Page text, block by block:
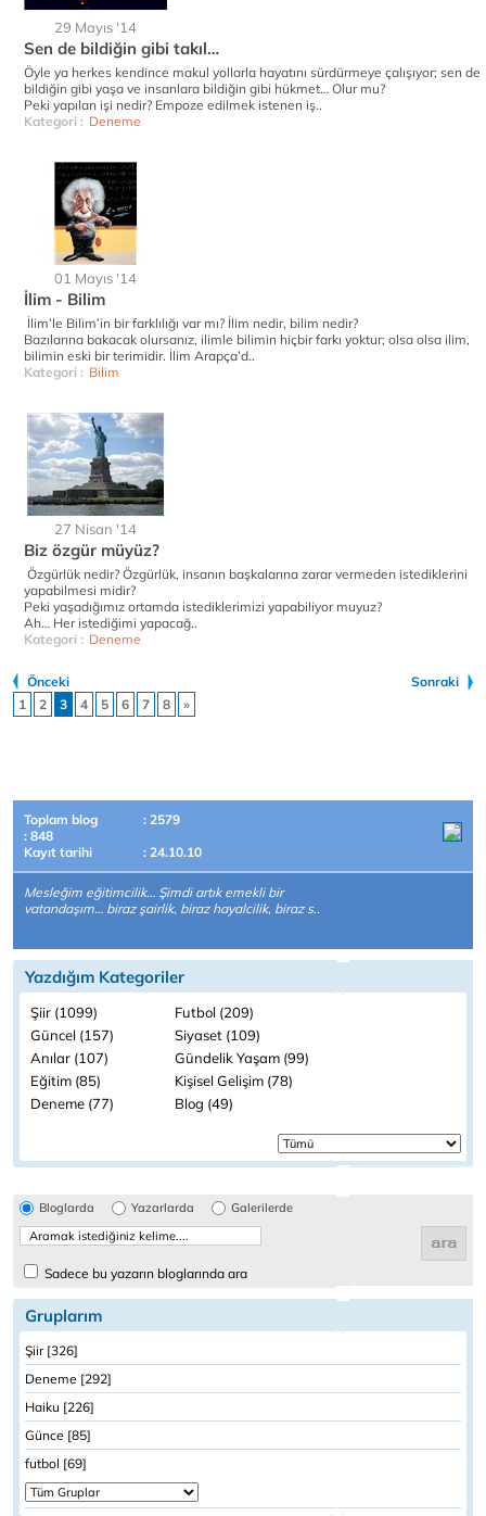
29 Mayıs '14
Sen de bildiğin gibi takıl…
Öyle ya herkes kendince makul yollarla hayatını sürdürmeye çalışıyor; sen de
bildiğin gibi yaşa ve insanlara bildiğin gibi hükmet… Olur mu?
Peki yapılan işi nedir? Empoze edilmek istenen iş..
Kategori : Deneme
01 Mayıs '14
İlim - Bilim
İlim’le Bilim’in bir farklılığı var mı? İlim nedir, bilim nedir?
Bazılarına bakacak olursanız, ilimle bilimin hiçbir farkı yoktur; olsa olsa ilim,
bilimin eski bir terimidir. İlim Arapça’d..
Kategori : Bilim
27 Nisan '14
Biz özgür müyüz?
Özgürlük nedir? Özgürlük, insanın başkalarına zarar vermeden istediklerini
yapabilmesi midir?
Peki yaşadığımız ortamda istediklerimizi yapabiliyor muyuz?
Ah… Her istediğimi yapacağ..
Kategori : Deneme
Önceki
Sonraki
1
2 3 4 5 6 7 8 »
Toplam blog
: 2579
: 848
Kayıt tarihi
: 24.10.10
Mesleğim eğitimcilik… Şimdi artık emekli bir
vatandaşım… biraz şairlik, biraz hayalcilik, biraz s..
Yazdığım Kategoriler
Şiir (1099)
Futbol (209)
Güncel (157)
Siyaset (109)
Anılar (107)
Gündelik Yaşam (99)
Eğitim (85)
Kişisel Gelişim (78)
Deneme (77)
Blog (49)
Bloglarda Yazarlarda Galerilerde
Sadece bu yazarın bloglarında ara
Gruplarım
Şiir [326]
Deneme [292]
Haiku [226]
Günce [85]
futbol [69]